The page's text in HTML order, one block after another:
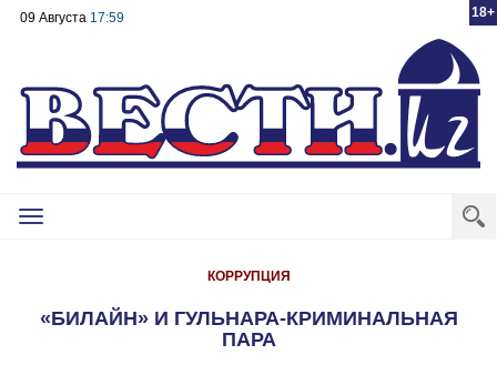
18+
09 Августа 17:59
Toggle
КОРРУПЦИЯ
«БИЛАЙН» И ГУЛЬНАРА-КРИМИНАЛЬНАЯ
ПАРА